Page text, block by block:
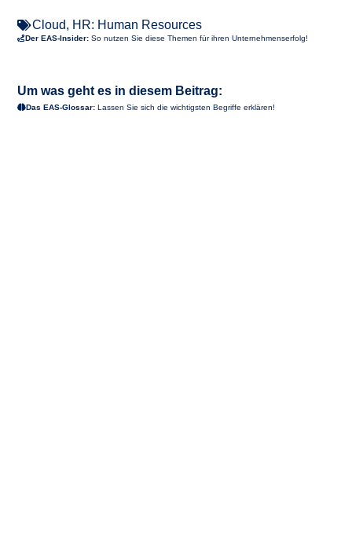
Cloud, HR: Human Resources
Der EAS-Insider: So nutzen Sie diese Themen für ihren Unternehmenserfolg!
Um was geht es in diesem Beitrag:
Das EAS-Glossar: Lassen Sie sich die wichtigsten Begriffe erklären!